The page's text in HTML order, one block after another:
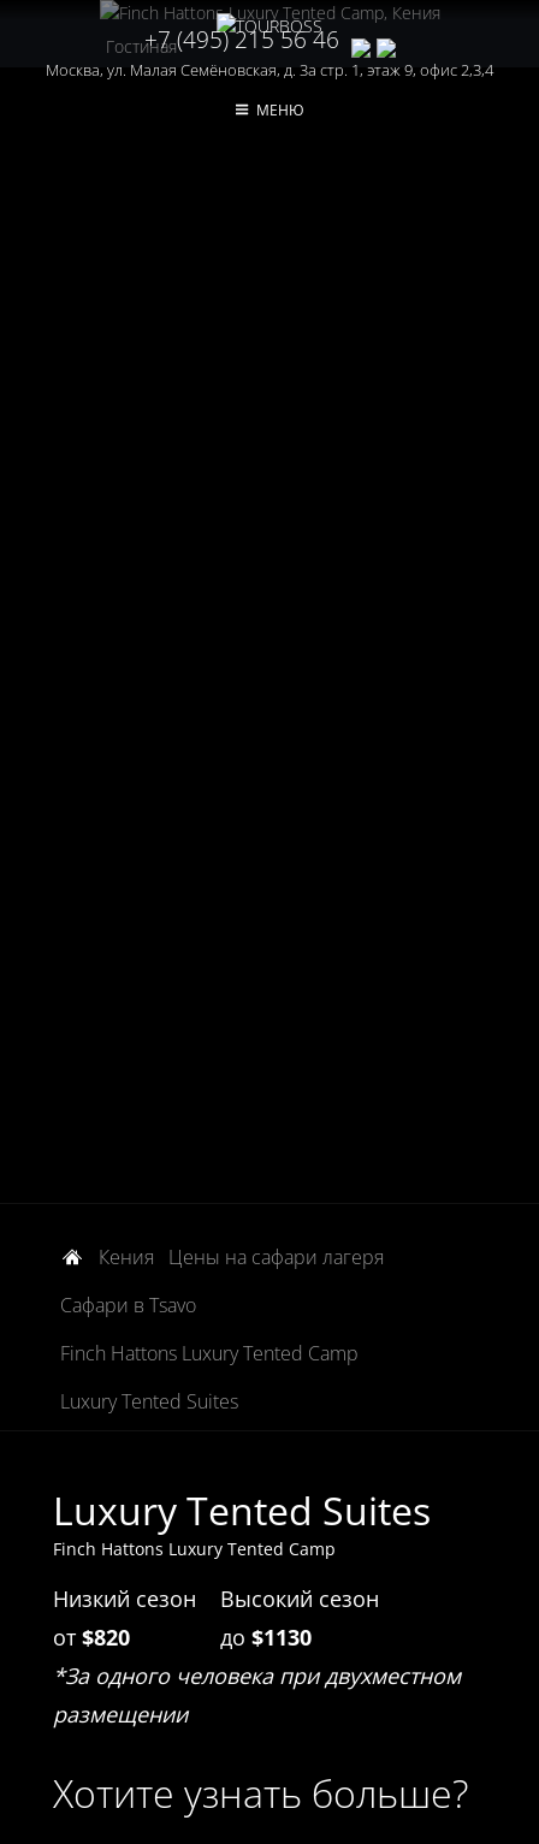
+7 (495) 215 56 46
Москва, ул. Малая Семёновская, д. 3а стр. 1, этаж 9, офис 2,3,4
МЕНЮ
Гостиная
Кения
Цены на сафари лагеря
Сафари в Tsavo
Finch Hattons Luxury Tented Camp
Luxury Tented Suites
Luxury Tented Suites
Finch Hattons Luxury Tented Camp
Низкий сезон
от$820
Высокий сезон
до $1130
*За одного человека при двухместном
размещении
Хотите узнать больше?